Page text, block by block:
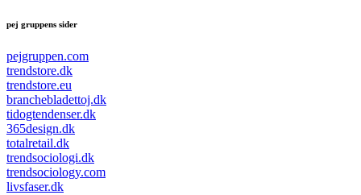
pej gruppens sider
pejgruppen.com
trendstore.dk
trendstore.eu
branchebladettoj.dk
tidogtendenser.dk
365design.dk
totalretail.dk
trendsociologi.dk
trendsociology.com
livsfaser.dk